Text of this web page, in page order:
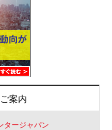
案内
タージャパン